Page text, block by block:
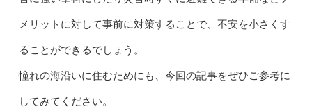
メリットに対して事前に対策することで、不安を小さくす
ることができるでしょう。
憧れの海沿いに住むためにも、今回の記事をぜひご参考に
してみてください。